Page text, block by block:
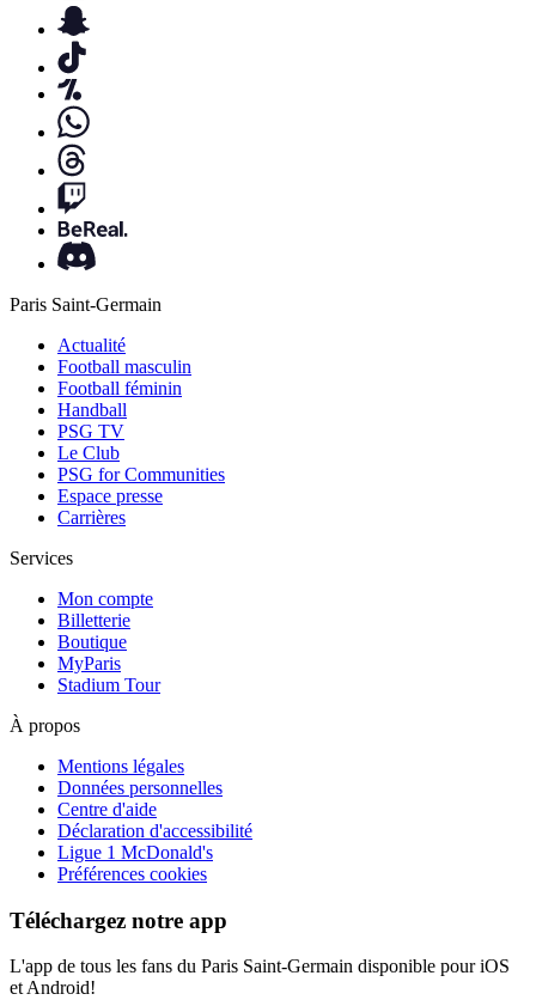
Paris Saint-Germain
Actualité
Football masculin
Football féminin
Handball
PSG TV
Le Club
PSG for Communities
Espace presse
Carrières
Services
Mon compte
Billetterie
Boutique
MyParis
Stadium Tour
À propos
Mentions légales
Données personnelles
Centre d'aide
Déclaration d'accessibilité
Ligue 1 McDonald's
Préférences cookies
Téléchargez notre app
L'app de tous les fans du Paris Saint-Germain disponible pour iOS
et Android!